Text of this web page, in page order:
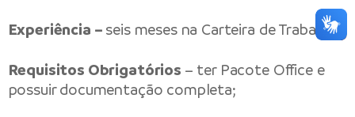
Experiência – seis meses na Carteira de Trabalho;
Requisitos Obrigatórios – ter Pacote Office e
possuir documentação completa;